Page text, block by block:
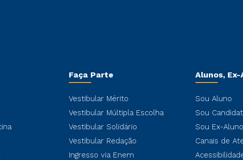
Faça Parte
Vestibular Mérito
Vestibular Múltipla Escolha
Vestibular Solidário
Vestibular Redação
Ingresso via Enem
Alunos,
Sou Aluno
Sou
Sou Ex-Aluno
Canais de